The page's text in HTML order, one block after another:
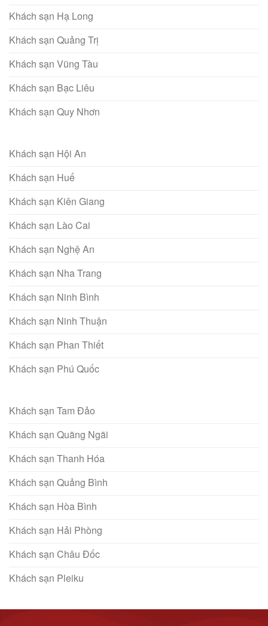
Khách sạn Hạ Long
Khách sạn Quảng Trị
Khách sạn Vũng Tàu
Khách sạn Bạc Liêu
Khách sạn Quy Nhơn
Khách sạn Hội An
Khách sạn Huế
Khách sạn Kiên Giang
Khách sạn Lào Cai
Khách sạn Nghệ An
Khách sạn Nha Trang
Khách sạn Ninh Bình
Khách sạn Ninh Thuận
Khách sạn Phan Thiết
Khách sạn Phú Quốc
Khách sạn Tam Đảo
Khách sạn Quãng Ngãi
Khách sạn Thanh Hóa
Khách sạn Quảng Bình
Khách sạn Hòa Bình
Khách sạn Hải Phòng
Khách sạn Châu Đốc
Khách sạn Pleiku